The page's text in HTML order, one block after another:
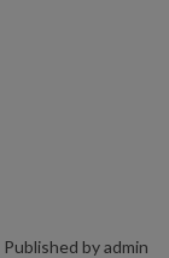
Published byadmin